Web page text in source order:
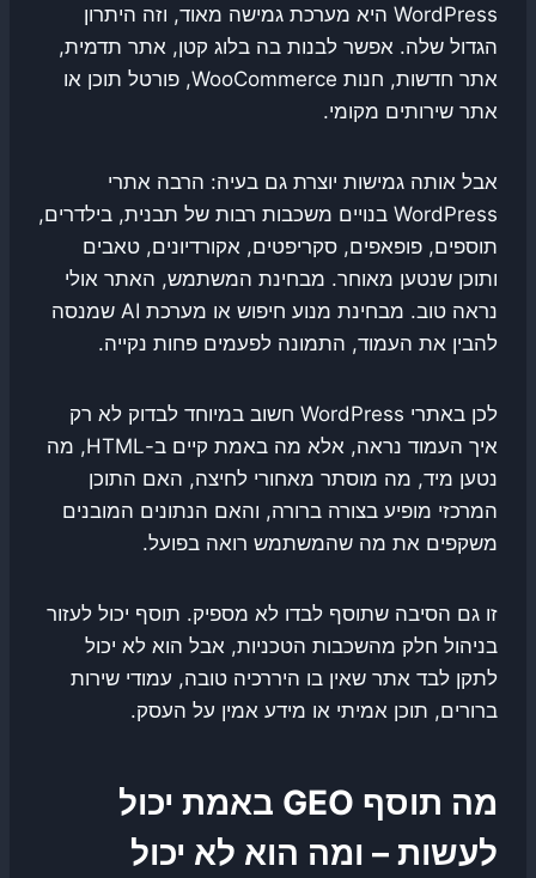
WordPress היא מערכת גמישה מאוד, וזה היתרון
הגדול שלה. אפשר לבנות בה בלוג קטן, אתר תדמית,
אתר חדשות, חנות WooCommerce, פורטל תוכן או
אתר שירותים מקומי.
אבל אותה גמישות יוצרת גם בעיה: הרבה אתרי
WordPress בנויים משכבות רבות של תבנית, בילדרים,
תוספים, פופאפים, סקריפטים, אקורדיונים, טאבים
ותוכן שנטען מאוחר. מבחינת המשתמש, האתר אולי
נראה טוב. מבחינת מנוע חיפוש או מערכת AI שמנסה
להבין את העמוד, התמונה לפעמים פחות נקייה.
לכן באתרי WordPress חשוב במיוחד לבדוק לא רק
איך העמוד נראה, אלא מה באמת קיים ב-HTML, מה
נטען מיד, מה מוסתר מאחורי לחיצה, האם התוכן
המרכזי מופיע בצורה ברורה, והאם הנתונים המובנים
משקפים את מה שהמשתמש רואה בפועל.
זו גם הסיבה שתוסף לבדו לא מספיק. תוסף יכול לעזור
בניהול חלק מהשכבות הטכניות, אבל הוא לא יכול
לתקן לבד אתר שאין בו היררכיה טובה, עמודי שירות
ברורים, תוכן אמיתי או מידע אמין על העסק.
מה תוסף GEO באמת יכול
לעשות – ומה הוא לא יכול